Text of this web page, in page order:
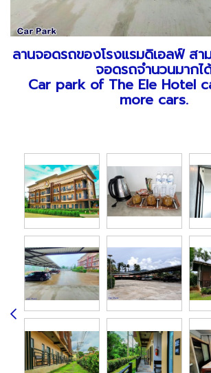
ลานจอดรถของโรงแรมดิเอลฟ์ สา
จอดรถจำนวนมากไ
Car park of The Ele Hotel
more cars.